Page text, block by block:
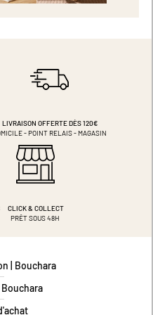
LIVRAISON OFFERTE DÈS 120€
- POINT RELAIS - MAGASIN
CLICK & COLLECT
PRÊT SOUS 48H
| Bouchara